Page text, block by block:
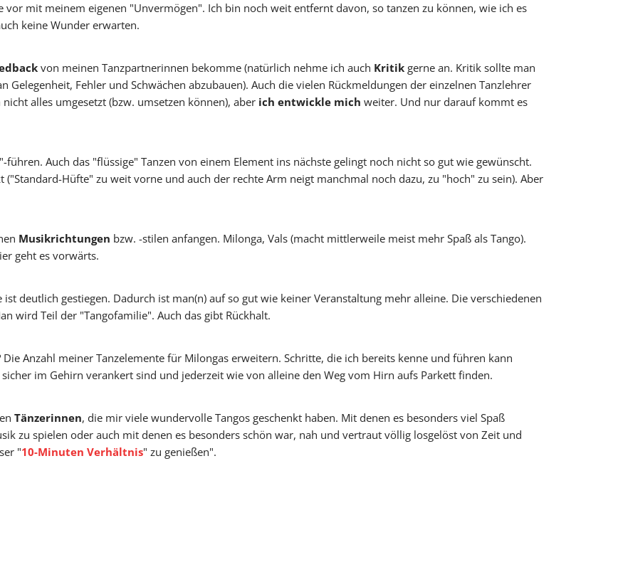
mit meinem eigenen "Unvermögen". Ich bin noch weit entfernt davon, so tanzen zu können, wie ich es
keine Wunder erwarten.
von meinen Tanzpartnerinnen bekomme (natürlich nehme ich auch Kritik gerne an. Kritik sollte man
Fehler und Schwächen abzubauen). Auch die vielen Rückmeldungen der einzelnen Tanzlehrer
alles umgesetzt (bzw. umsetzen können), aber ich entwickle mich weiter. Und nur darauf kommt es
Auch das "flüssige" Tanzen von einem Element ins nächste gelingt noch nicht so gut wie gewünscht.
Hüfte" zu weit vorne und auch der rechte Arm neigt manchmal noch dazu, zu "hoch" zu sein). Aber
Musikrichtungen bzw. -stilen anfangen. Milonga, Vals (macht mittlerweile meist mehr Spaß als Tango).
geht es vorwärts.
ist deutlich gestiegen. Dadurch ist man(n) auf so gut wie keiner Veranstaltung mehr alleine. Die verschiedenen
wird Teil der "Tangofamilie". Auch das gibt Rückhalt.
Anzahl meiner Tanzelemente für Milongas erweitern. Schritte, die ich bereits kenne und führen kann
im Gehirn verankert sind und jederzeit wie von alleine den Weg vom Hirn aufs Parkett finden.
Tänzerinnen, die mir viele wundervolle Tangos geschenkt haben. Mit denen es besonders viel Spaß
zu spielen oder auch mit denen es besonders schön war, nah und vertraut völlig losgelöst von Zeit und
"10-Minuten Verhältnis" zu genießen".